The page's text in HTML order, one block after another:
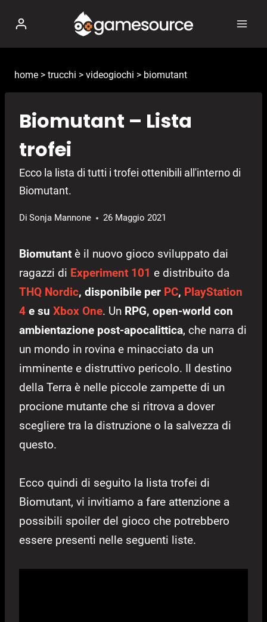
contenuto
home > trucchi > videogiochi > biomutant
Biomutant – Lista
trofei
Ecco la lista di tutti i trofei ottenibili all'interno di
Biomutant.
Di Sonja Mannone 26 Maggio 2021
Biomutant è il nuovo gioco sviluppato dai
ragazzi di Experiment 101 e distribuito da
THQ Nordic, disponibile per PC, PlayStation
4 e su Xbox One. Un RPG, open-world con
ambientazione post-apocalittica, che narra di
un mondo in rovina e minacciato da un
imminente e distruttivo pericolo. Il destino
della Terra è nelle piccole zampette di un
procione mutante che si ritrova a dover
scegliere tra la distruzione o la salvezza di
questo.
Ecco quindi di seguito la lista trofei di
Biomutant, vi invitiamo a fare attenzione a
possibili spoiler del gioco che potrebbero
essere presenti nelle seguenti liste.